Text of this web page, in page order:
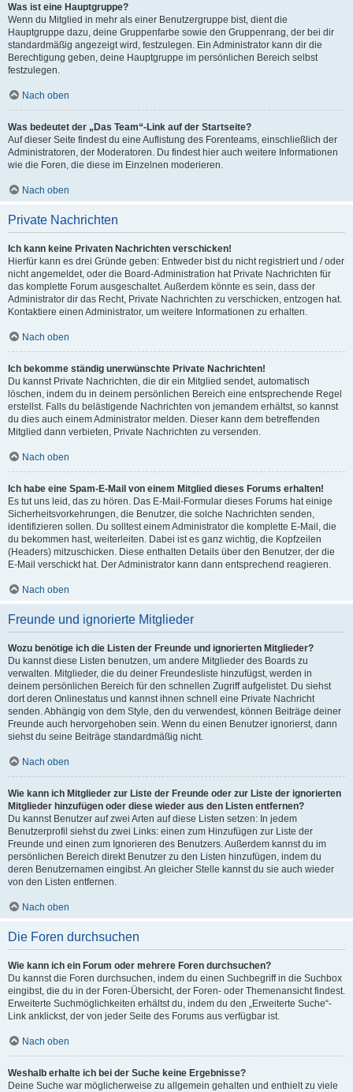
Was ist eine Hauptgruppe?
Wenn du Mitglied in mehr als einer Benutzergruppe bist, dient die
Hauptgruppe dazu, deine Gruppenfarbe sowie den Gruppenrang, der bei dir
standardmäßig angezeigt wird, festzulegen. Ein Administrator kann dir die
Berechtigung geben, deine Hauptgruppe im persönlichen Bereich selbst
festzulegen.
Nach oben
Was bedeutet der „Das Team“-Link auf der Startseite?
Auf dieser Seite findest du eine Auflistung des Forenteams, einschließlich der
Administratoren, der Moderatoren. Du findest hier auch weitere Informationen
wie die Foren, die diese im Einzelnen moderieren.
Nach oben
Private Nachrichten
Ich kann keine Privaten Nachrichten verschicken!
Hierfür kann es drei Gründe geben: Entweder bist du nicht registriert und / oder
nicht angemeldet, oder die Board-Administration hat Private Nachrichten für
das komplette Forum ausgeschaltet. Außerdem könnte es sein, dass der
Administrator dir das Recht, Private Nachrichten zu verschicken, entzogen hat.
Kontaktiere einen Administrator, um weitere Informationen zu erhalten.
Nach oben
Ich bekomme ständig unerwünschte Private Nachrichten!
Du kannst Private Nachrichten, die dir ein Mitglied sendet, automatisch
löschen, indem du in deinem persönlichen Bereich eine entsprechende Regel
erstellst. Falls du belästigende Nachrichten von jemandem erhältst, so kannst
du dies auch einem Administrator melden. Dieser kann dem betreffenden
Mitglied dann verbieten, Private Nachrichten zu versenden.
Nach oben
Ich habe eine Spam-E-Mail von einem Mitglied dieses Forums erhalten!
Es tut uns leid, das zu hören. Das E-Mail-Formular dieses Forums hat einige
Sicherheitsvorkehrungen, die Benutzer, die solche Nachrichten senden,
identifizieren sollen. Du solltest einem Administrator die komplette E-Mail, die
du bekommen hast, weiterleiten. Dabei ist es ganz wichtig, die Kopfzeilen
(Headers) mitzuschicken. Diese enthalten Details über den Benutzer, der die
E-Mail verschickt hat. Der Administrator kann dann entsprechend reagieren.
Nach oben
Freunde und ignorierte Mitglieder
Wozu benötige ich die Listen der Freunde und ignorierten Mitglieder?
Du kannst diese Listen benutzen, um andere Mitglieder des Boards zu
verwalten. Mitglieder, die du deiner Freundesliste hinzufügst, werden in
deinem persönlichen Bereich für den schnellen Zugriff aufgelistet. Du siehst
dort deren Onlinestatus und kannst ihnen schnell eine Private Nachricht
senden. Abhängig von dem Style, den du verwendest, können Beiträge deiner
Freunde auch hervorgehoben sein. Wenn du einen Benutzer ignorierst, dann
siehst du seine Beiträge standardmäßig nicht.
Nach oben
Wie kann ich Mitglieder zur Liste der Freunde oder zur Liste der ignorierten
Mitglieder hinzufügen oder diese wieder aus den Listen entfernen?
Du kannst Benutzer auf zwei Arten auf diese Listen setzen: In jedem
Benutzerprofil siehst du zwei Links: einen zum Hinzufügen zur Liste der
Freunde und einen zum Ignorieren des Benutzers. Außerdem kannst du im
persönlichen Bereich direkt Benutzer zu den Listen hinzufügen, indem du
deren Benutzernamen eingibst. An gleicher Stelle kannst du sie auch wieder
von den Listen entfernen.
Nach oben
Die Foren durchsuchen
Wie kann ich ein Forum oder mehrere Foren durchsuchen?
Du kannst die Foren durchsuchen, indem du einen Suchbegriff in die Suchbox
eingibst, die du in der Foren-Übersicht, der Foren- oder Themenansicht findest.
Erweiterte Suchmöglichkeiten erhältst du, indem du den „Erweiterte Suche“-
Link anklickst, der von jeder Seite des Forums aus verfügbar ist.
Nach oben
Weshalb erhalte ich bei der Suche keine Ergebnisse?
Deine Suche war möglicherweise zu allgemein gehalten und enthielt zu viele